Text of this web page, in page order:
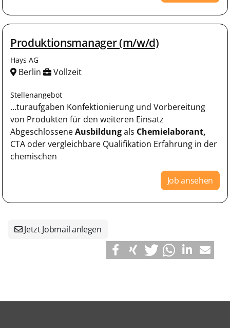
Produktionsmanager (m/w/d)
Hays AG
Berlin Vollzeit
Stellenangebot
...turaufgaben Konfektionierung und Vorbereitung
von Produkten für den weiteren Einsatz
AbgeschlosseneAusbildungals Chemielaborant,
CTA oder vergleichbare Qualifikation Erfahrung in der
chemischen
Job ansehen
Jetzt Jobmail anlegen